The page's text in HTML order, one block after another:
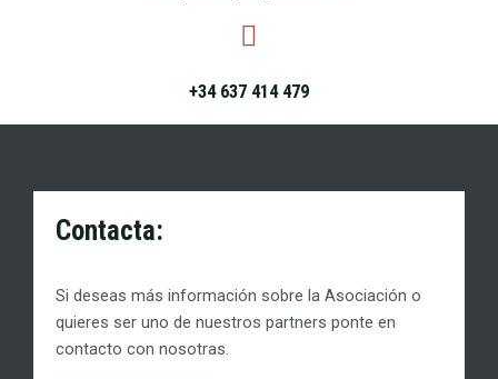
+34 637 414 479
Contacta:
Si deseas más información sobre la Asociación o
quieres ser uno de nuestros partners ponte en
contacto con nosotras.